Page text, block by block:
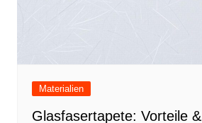
Materialien
Glasfasertapete: Vorteile &